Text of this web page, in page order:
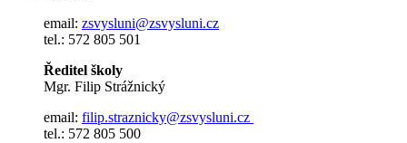
email: zsvysluni@zsvysluni.cz
tel.: 572 805 501
Ředitel školy
Mgr. Filip Strážnický
email: filip.straznicky@zsvysluni.cz
tel.: 572 805 500